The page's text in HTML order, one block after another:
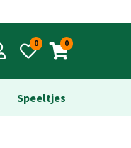
0 0
Speeltjes